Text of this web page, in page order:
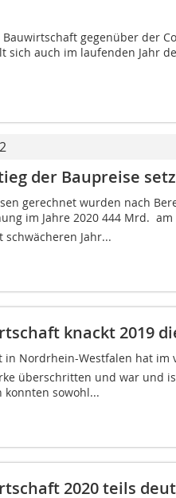
gegenüber der
sich auch im laufenden Jahr
der Baupreise
gerechnet wurden nach
im Jahre 2020 444 Mrd. 
Jahr...
knackt 2019
in Nordrhein-Westfalen hat
überschritten und war und
konnten sowohl...
2020 teils